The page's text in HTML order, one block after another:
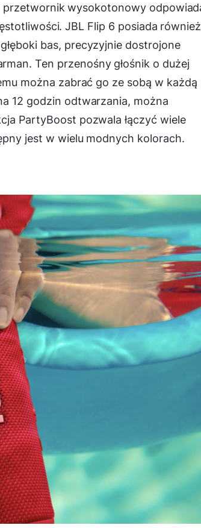
wysokotonowy
JBL Flip 6 posiada również
bas, precyzyjnie dostrojone
Ten przenośny głośnik o dużej
można zabrać go ze sobą w każdą
12 godzin odtwarzania, można
PartyBoost pozwala łączyć wiele
jest w wielu modnych kolorach.